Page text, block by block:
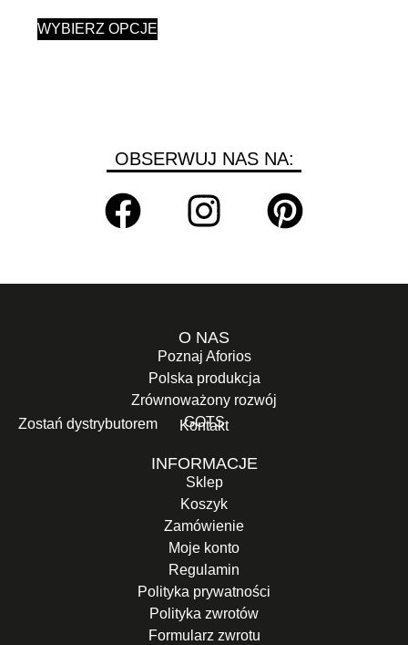
WYBIERZ OPCJE
OBSERWUJ NAS NA:
O NAS
Poznaj Aforios
Polska produkcja
Zrównoważony rozwój
GOTS
Zostań dystrybutorem Kontakt
INFORMACJE
Sklep
Koszyk
Zamówienie
Moje konto
Regulamin
Polityka prywatności
Polityka zwrotów
Formularz zwrotu